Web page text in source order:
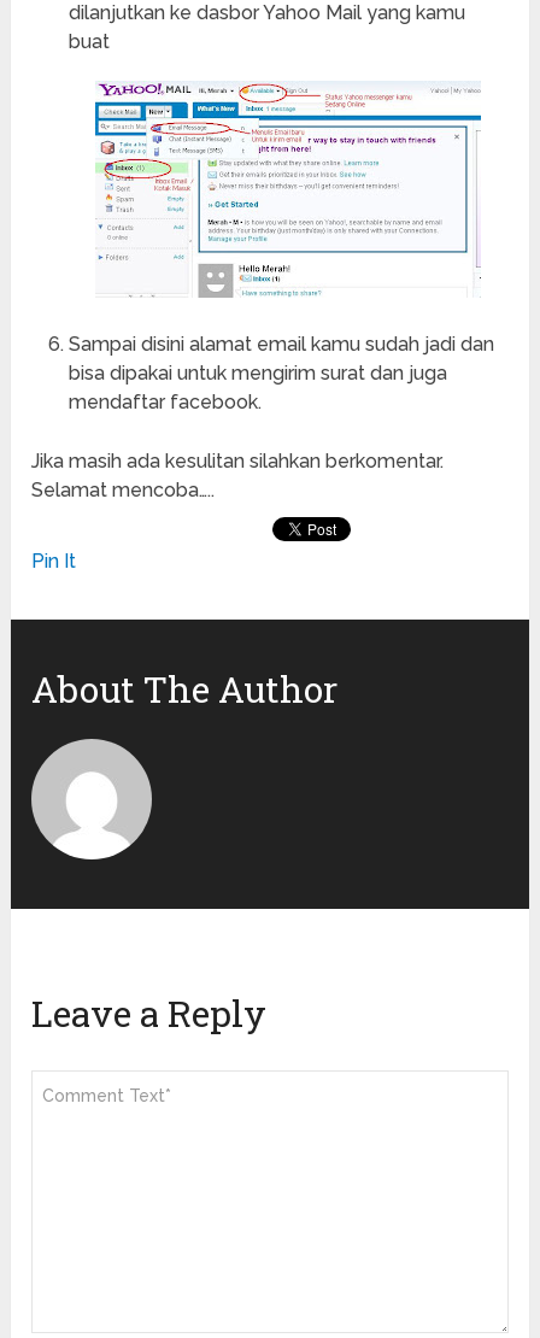
dilanjutkan ke dasbor Yahoo Mail yang kamu
buat
Sampai disini alamat email kamu sudah jadi dan
bisa dipakai untuk mengirim surat dan juga
mendaftar facebook.
Jika masih ada kesulitan silahkan berkomentar.
Selamat mencoba…..
Pin It
About The Author
Leave a Reply